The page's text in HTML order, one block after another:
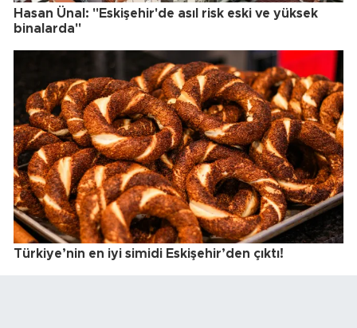
Hasan Ünal: "Eskişehir'de asıl risk eski ve yüksek
binalarda"
Türkiye’nin en iyi simidi Eskişehir’den çıktı!